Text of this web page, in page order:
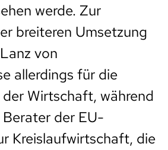
werde. Zur
breiteren Umsetzung
von
allerdings für die
Wirtschaft, während
der EU-
Kreislaufwirtschaft, die